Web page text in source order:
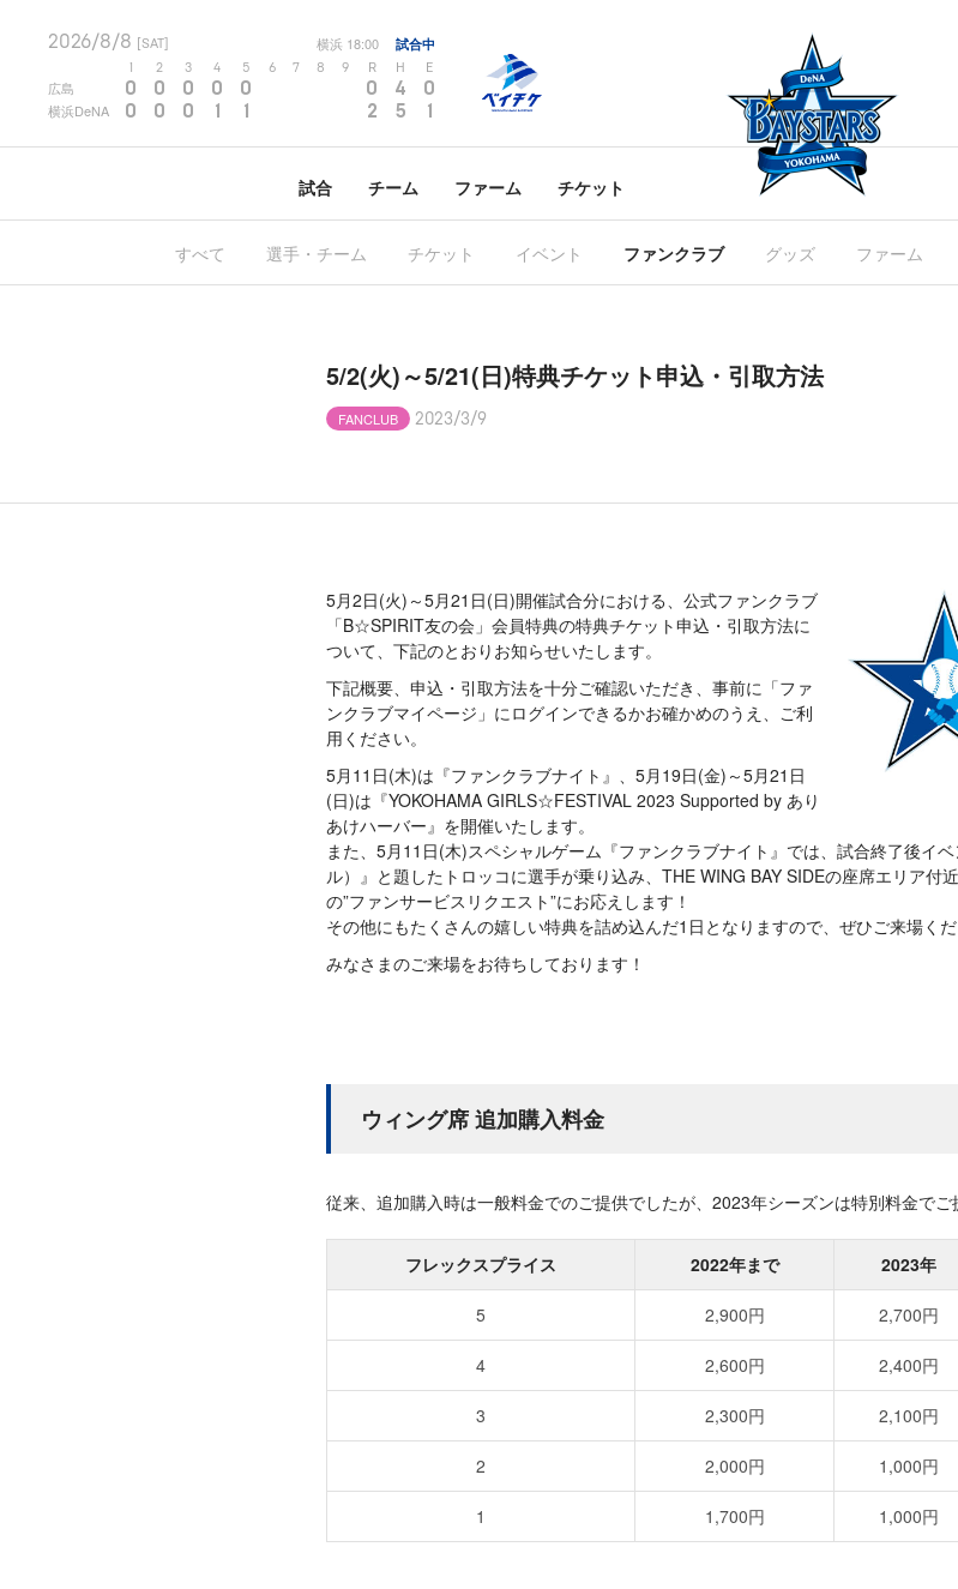
2026/8/8 [SAT] 横浜 18:00 試合中
2 3 4 5 6 7 8 9 R H E
広島 0 0 0 0 0 0 4 0
横浜DeNA 0 0 0 1 1 2 5 1
試合 チーム ファーム チケット
すべて 選手・チーム チケット イベント ファンクラブ グッズ ファーム
5/2(火)～5/21(日)特典チケット申込・引取方法
FANCLUB 2023/3/9
5月2日(火)～5月21日(日)開催試合分における、公式ファンクラブ
「B☆SPIRIT友の会」会員特典の特典チケット申込・引取方法に
ついて、下記のとおりお知らせいたします。
下記概要、申込・引取方法を十分ご確認いただき、事前に「ファ
ンクラブマイページ」にログインできるかお確かめのうえ、ご利
用ください。
5月11日(木)は『ファンクラブナイト』、5月19日(金)～5月21日
(日)は『YOKOHAMA GIRLS☆FESTIVAL 2023 Supported by あり
あけハーバー』を開催いたします。
また、5月11日(木)スペシャルゲーム『ファンクラブナイト』では、試合終了後イ
ル）』と題したトロッコに選手が乗り込み、THE WING BAY SIDEの座席エリア付
の”ファンサービスリクエスト”にお応えします！
その他にもたくさんの嬉しい特典を詰め込んだ1日となりますので、ぜひご来場くだ
みなさまのご来場をお待ちしております！
ウィング席 追加購入料金
従来、追加購入時は一般料金でのご提供でしたが、2023年シーズンは特別料金でご
フレックスプライス 2022年まで 2023年
5 2,900円 2,700円
4 2,600円 2,400円
3 2,300円 2,100円
2 2,000円 1,000円
1 1,700円 1,000円